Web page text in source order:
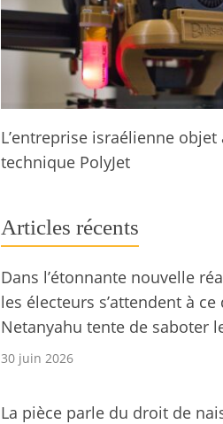
L’entreprise israélienne objet
technique PolyJet
Articles récents
Dans l’étonnante nouvelle
les électeurs s’attendent à ce
Netanyahu tente de saboter
30 juin 2026
La pièce parle du droit de